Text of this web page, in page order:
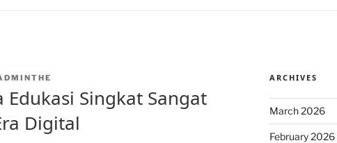
Singkat Sangat
Digital
ARCHIVES
March 2026
February 2026